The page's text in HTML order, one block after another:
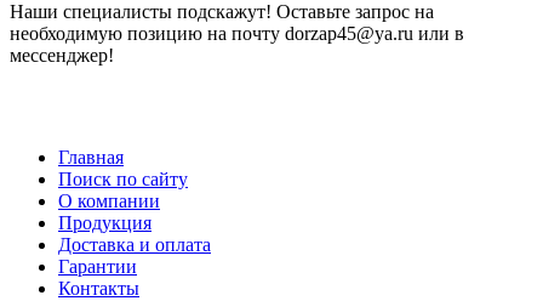
Наши специалисты подскажут! Оставьте запрос на
необходимую позицию на почту dorzap45@ya.ru или в
мессенджер!
Меню
подвале
Главная
Поиск по сайту
О компании
Продукция
Доставка и оплата
Гарантии
Контакты